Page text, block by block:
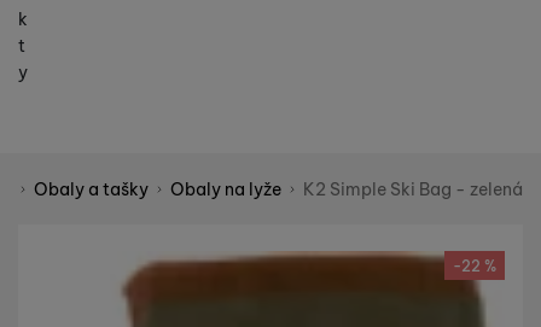
k
t
y
Obaly a tašky Obaly na lyže K2 Simple Ski Bag - zelená
Fotografie -22 %